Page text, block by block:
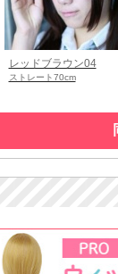
レッドブラウン04
ストレート70cm